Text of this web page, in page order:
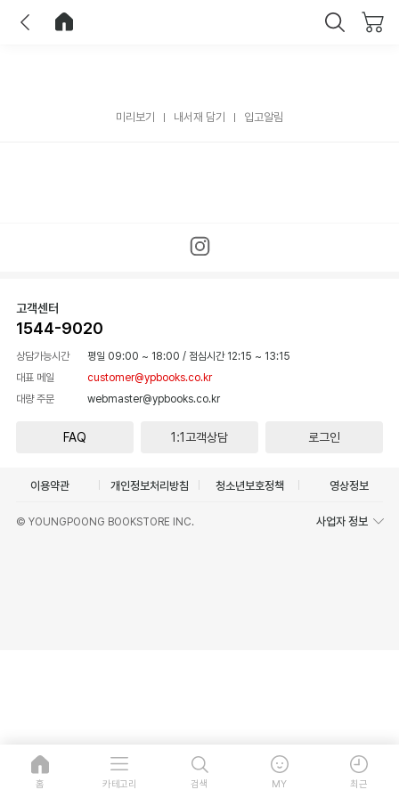
미리보기 내서재 담기 입고알림
고객센터
1544-9020
상담가능시간 평일 09:00 ~ 18:00 / 점심시간 12:15 ~ 13:15
대표 메일
customer@ypbooks.co.kr
대량 주문
webmaster@ypbooks.co.kr
FAQ 1:1고객상담 로그인
이용약관 개인정보처리방침 청소년보호정책 영상정보
© YOUNGPOONG BOOKSTORE INC. 사업자 정보
홈 카테고리 검색 MY 최근